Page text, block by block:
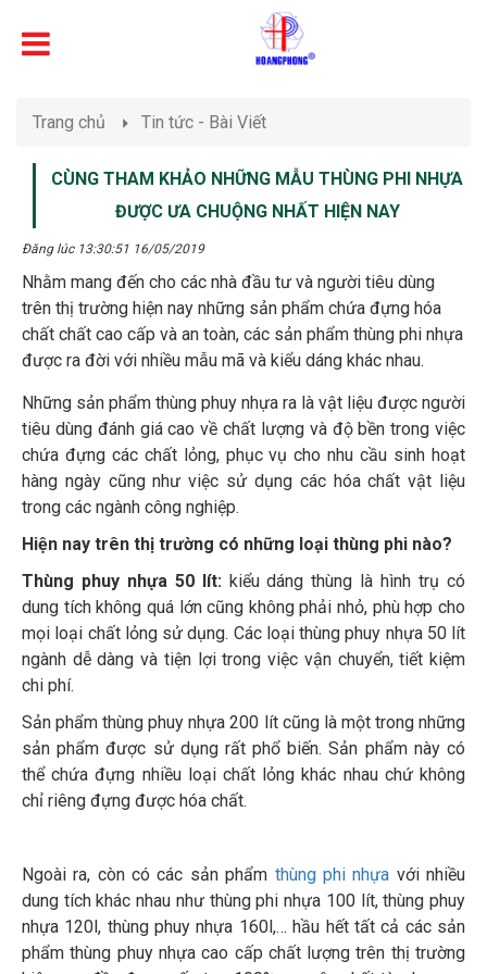
Trang chủ Tin tức - Bài Viết
CÙNG THAM KHẢO NHỮNG MẪU THÙNG PHI NHỰA
ĐƯỢC ƯA CHUỘNG NHẤT HIỆN NAY
Đăng lúc 13:30:51 16/05/2019
Nhằm mang đến cho các nhà đầu tư và người tiêu dùng
trên thị trường hiện nay những sản phẩm chứa đựng hóa
chất chất cao cấp và an toàn, các sản phẩm thùng phi nhựa
được ra đời với nhiều mẫu mã và kiểu dáng khác nhau.
Những sản phẩm thùng phuy nhựa ra là vật liệu được người
tiêu dùng đánh giá cao về chất lượng và độ bền trong việc
chứa đựng các chất lỏng, phục vụ cho nhu cầu sinh hoạt
hàng ngày cũng như việc sử dụng các hóa chất vật liệu
trong các ngành công nghiệp.
Hiện nay trên thị trường có những loại thùng phi nào?
Thùng phuy nhựa 50 lít:kiểu dáng thùng là hình trụ có
dung tích không quá lớn cũng không phải nhỏ, phù hợp cho
mọi loại chất lỏng sử dụng. Các loại thùng phuy nhựa 50 lít
ngành dễ dàng và tiện lợi trong việc vận chuyển, tiết kiệm
chi phí.
Sản phẩm thùng phuy nhựa 200 lít cũng là một trong những
sản phẩm được sử dụng rất phổ biến. Sản phẩm này có
thể chứa đựng nhiều loại chất lỏng khác nhau chứ không
chỉ riêng đựng được hóa chất.
Ngoài ra, còn có các sản phẩm thùng phi nhựa với nhiều
dung tích khác nhau như thùng phi nhựa 100 lít, thùng phuy
nhựa 120l, thùng phuy nhựa 160l,… hầu hết tất cả các sản
phẩm thùng phuy nhựa cao cấp chất lượng trên thị trường